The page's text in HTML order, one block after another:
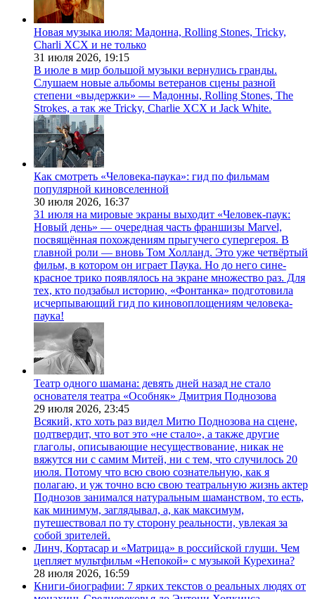
Новая музыка июля: Мадонна, Rolling Stones, Tricky,
Charli XCX и не только
31 июля 2026, 19:15
В июле в мир большой музыки вернулись гранды.
Слушаем новые альбомы ветеранов сцены разной
степени «выдержки» — Мадонны, Rolling Stones, The
Strokes, а так же Tricky, Charlie XCX и Jack White.
Как смотреть «Человека-паука»: гид по фильмам
популярной киновселенной
30 июля 2026, 16:37
31 июля на мировые экраны выходит «Человек-паук:
Новый день» — очередная часть франшизы Marvel,
посвящённая похождениям прыгучего супергероя. В
главной роли — вновь Том Холланд. Это уже четвёртый
фильм, в котором он играет Паука. Но до него сине-
красное трико появлялось на экране множество раз. Для
тех, кто подзабыл историю, «Фонтанка» подготовила
исчерпывающий гид по киновоплощениям человека-
паука!
Театр одного шамана: девять дней назад не стало
основателя театра «Особняк» Дмитрия Поднозова
29 июля 2026, 23:45
Всякий, кто хоть раз видел Митю Поднозова на сцене,
подтвердит, что вот это «не стало», а также другие
глаголы, описывающие несуществование, никак не
вяжутся ни с самим Митей, ни с тем, что случилось 20
июля. Потому что всю свою сознательную, как я
полагаю, и уж точно всю свою театральную жизнь актер
Поднозов занимался натуральным шаманством, то есть,
как минимум, заглядывал, а, как максимум,
путешествовал по ту сторону реальности, увлекая за
собой зрителей.
Линч, Кортасар и «Матрица» в российской глуши. Чем
цепляет мультфильм «Непокой» с музыкой Курехина?
28 июля 2026, 16:59
Книги-биографии: 7 ярких текстов о реальных людях от